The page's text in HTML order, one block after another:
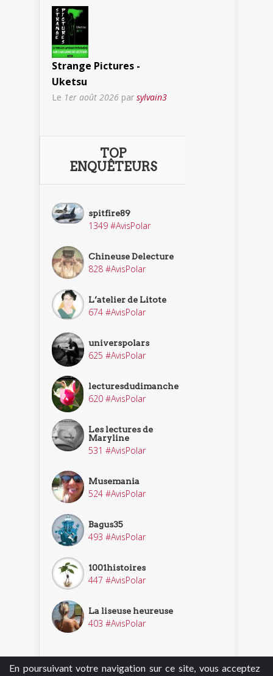
En poursuivant votre navigation sur ce site, vous acceptez
Strange Pictures -
Uketsu
Le 1er août 2026 par sylvain3
TOP
ENQUÊTEURS
spitfire89
1349 #AvisPolar
Chineuse Delecture
828 #AvisPolar
L’atelier de Litote
674 #AvisPolar
universpolars
625 #AvisPolar
lecturesdudimanche
620 #AvisPolar
Les lectures de
Maryline
531 #AvisPolar
Musemania
524 #AvisPolar
Bagus35
493 #AvisPolar
1001histoires
447 #AvisPolar
La liseuse heureuse
403 #AvisPolar